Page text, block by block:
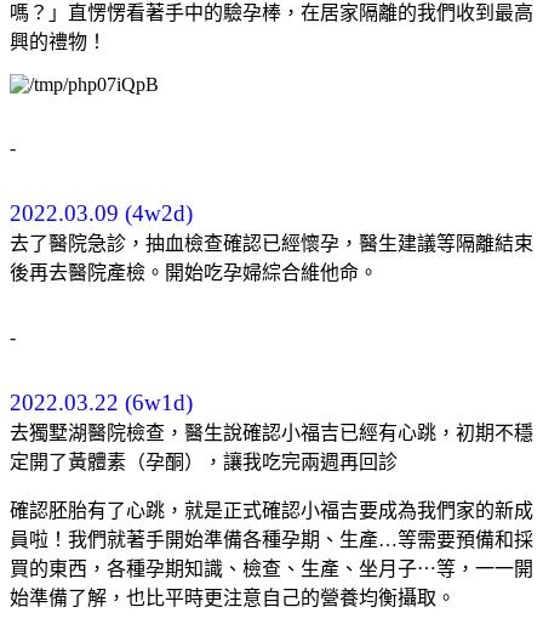
嗎？」直愣愣看著手中的驗孕棒，在居家隔離的我們收到最高
興的禮物！
-
2022.03.09 (4w2d)
去了醫院急診，抽血檢查確認已經懷孕，醫生建議等隔離結束
後再去醫院產檢。開始吃孕婦綜合維他命。
-
2022.03.22 (6w1d)
去獨墅湖醫院檢查，醫生說確認小福吉已經有心跳，初期不穩
定開了黃體素（孕酮），讓我吃完兩週再回診
確認胚胎有了心跳，就是正式確認小福吉要成為我們家的新成
員啦！我們就著手開始準備各種孕期、生產…等需要預備和採
買的東西，各種孕期知識、檢查、生產、坐月子⋯等，一一開
始準備了解，也比平時更注意自己的營養均衡攝取。